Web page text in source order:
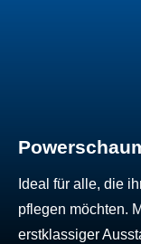
Ideal für alle, die
pflegen möchten.
erstklassiger